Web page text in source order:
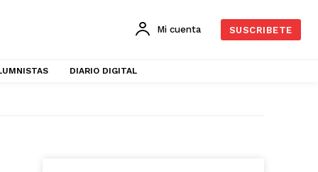
Mi cuenta SUSCRIBETE
DIARIO DIGITAL